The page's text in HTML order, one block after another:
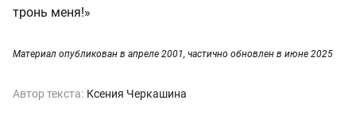
тронь меня!»
Материал опубликован в апреле 2001, частично обновлен в июне 2025
Автор текста: Ксения Черкашина